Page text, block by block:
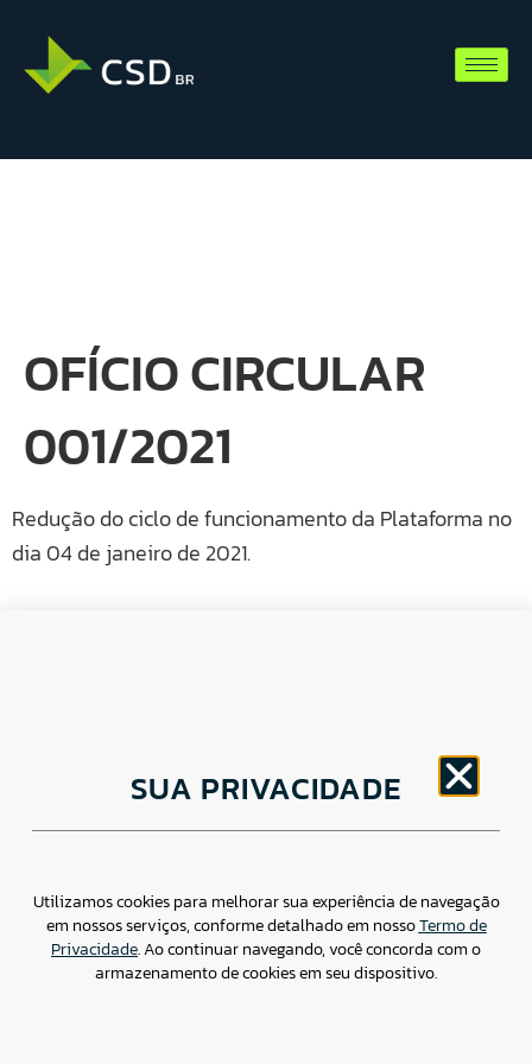
OFÍCIO CIRCULAR
001/2021
Redução do ciclo de funcionamento da Plataforma no
dia 04 de janeiro de 2021.
Av. Brigadeiro Faria Lima, 1779 – 5oAndar Jardim
Paulistano, São Paulo/ SP – CEP: 01452-914
Assessoria de imprensa: imprensa@csdbr.com
SUA PRIVACIDADE
Utilizamos cookies para melhorar sua experiência de navegação
em nossos serviços, conforme detalhado em nossoTermo de
Privacidade. Ao continuar navegando, você concorda com o
armazenamento de cookies em seu dispositivo.